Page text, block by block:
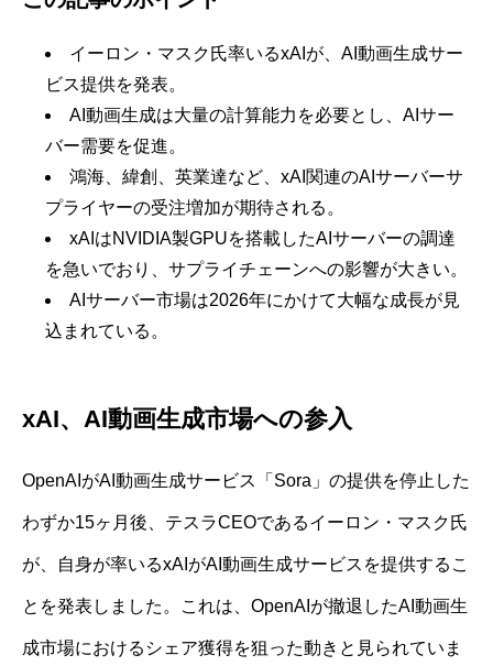
イーロン・マスク氏率いるxAIが、AI動画生成サー
ビス提供を発表。
AI動画生成は大量の計算能力を必要とし、AIサー
バー需要を促進。
鴻海、緯創、英業達など、xAI関連のAIサーバーサ
プライヤーの受注増加が期待される。
xAIはNVIDIA製GPUを搭載したAIサーバーの調達
を急いでおり、サプライチェーンへの影響が大きい。
AIサーバー市場は2026年にかけて大幅な成長が見
込まれている。
xAI、AI動画生成市場への参入
OpenAIがAI動画生成サービス「Sora」の提供を停止した
わずか15ヶ月後、テスラCEOであるイーロン・マスク氏
が、自身が率いるxAIがAI動画生成サービスを提供するこ
とを発表しました。これは、OpenAIが撤退したAI動画生
成市場におけるシェア獲得を狙った動きと見られていま